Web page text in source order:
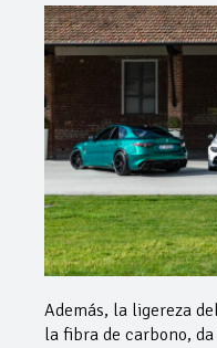
Además, la ligereza
la fibra de carbono,